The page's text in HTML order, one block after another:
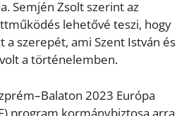
Semjén Zsolt szerint az
lehetővé teszi, hogy
a szerepét, ami Szent István és
a történelemben.
2023 Európa
program kormánybiztosa arra